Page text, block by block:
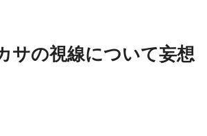
サの視線について妄想